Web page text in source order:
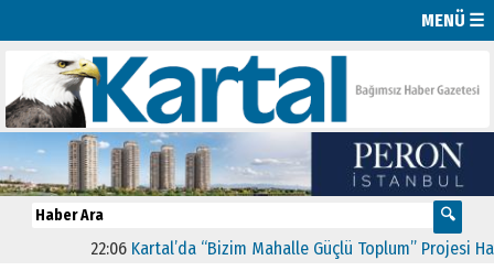
MENÜ ☰
22:06 Kartal’da “Bizim Mahalle Güçlü Toplum” Projesi